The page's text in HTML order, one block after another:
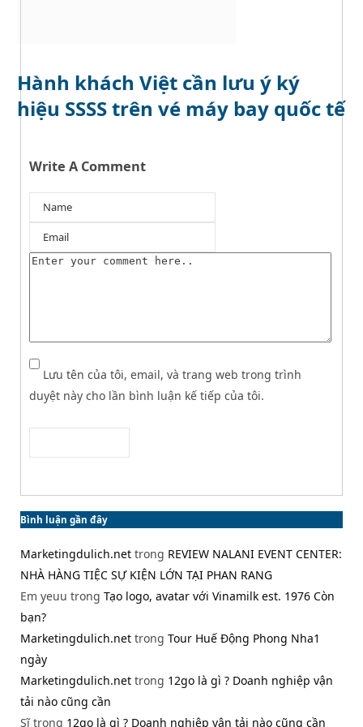
Hành khách Việt cần lưu ý ký
hiệu SSSS trên vé máy bay quốc tế
Write A Comment
Lưu tên của tôi, email, và trang web trong trình
duyệt này cho lần bình luận kế tiếp của tôi.
Bình luận gần đây
Marketingdulich.net trong REVIEW NALANI EVENT CENTER:
NHÀ HÀNG TIỆC SỰ KIỆN LỚN TẠI PHAN RANG
Em yeuu trong Tạo logo, avatar với Vinamilk est. 1976 Còn
bạn?
Marketingdulich.net trong Tour Huế Động Phong Nha1
ngày
Marketingdulich.net trong 12go là gì ? Doanh nghiệp vận
tải nào cũng cần
Sĩtrong 12go là gì ? Doanh nghiệp vận tải nào cũng cần